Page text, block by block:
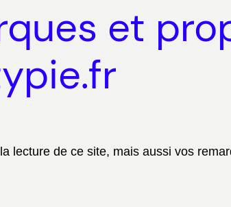
et
lecture de ce site, mais aussi vos